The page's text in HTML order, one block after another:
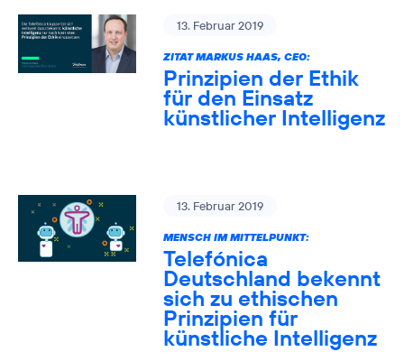
13. Februar 2019
ZITAT MARKUS HAAS, CEO:
Prinzipien der Ethik
für den Einsatz
künstlicher Intelligenz
13. Februar 2019
MENSCH IM MITTELPUNKT:
Telefónica
Deutschland bekennt
sich zu ethischen
Prinzipien für
künstliche Intelligenz